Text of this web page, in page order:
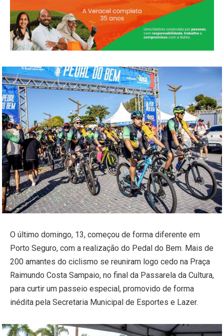
O último domingo, 13, começou de forma diferente em
Porto Seguro, com a realização do Pedal do Bem. Mais de
200 amantes do ciclismo se reuniram logo cedo na Praça
Raimundo Costa Sampaio, no final da Passarela da Cultura,
para curtir um passeio especial, promovido de forma
inédita pela Secretaria Municipal de Esportes e Lazer.